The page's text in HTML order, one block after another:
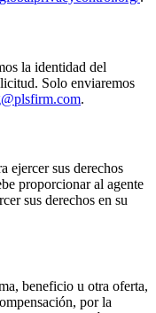
la identidad del
Solo enviaremos
.
ejercer sus derechos
proporcionar al agente
sus derechos en su
beneficio u otra oferta,
por la